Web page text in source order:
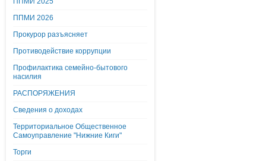
ППМИ 2026
Прокурор разъясняет
Противодействие коррупции
Профилактика семейно-бытового
насилия
РАСПОРЯЖЕНИЯ
Сведения о доходах
Территориальное Общественное
Самоуправление "Нижние Киги"
Торги